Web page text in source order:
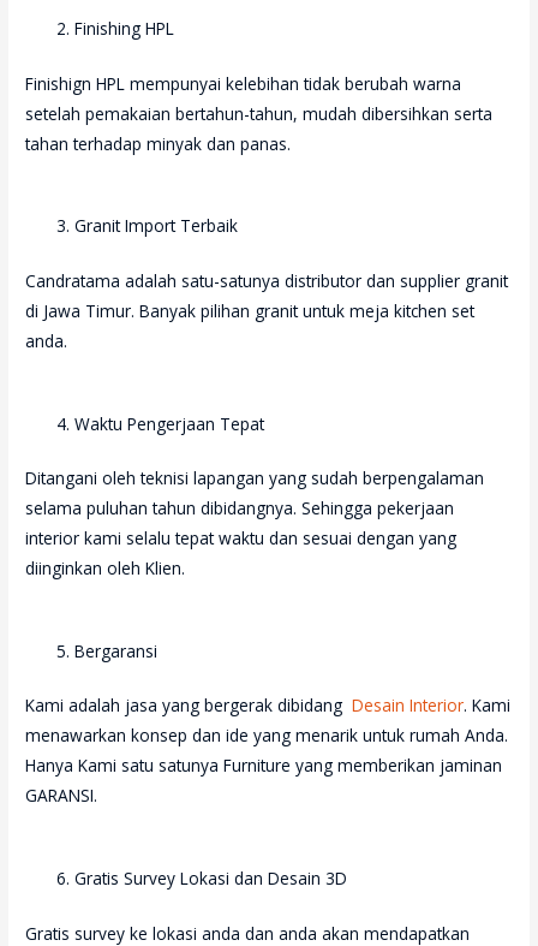
Finishing HPL
Finishign HPL mempunyai kelebihan tidak berubah warna
setelah pemakaian bertahun-tahun, mudah dibersihkan serta
tahan terhadap minyak dan panas.
Granit Import Terbaik
Candratama adalah satu-satunya distributor dan supplier granit
di Jawa Timur. Banyak pilihan granit untuk meja kitchen set
anda.
Waktu Pengerjaan Tepat
Ditangani oleh teknisi lapangan yang sudah berpengalaman
selama puluhan tahun dibidangnya. Sehingga pekerjaan
interior kami selalu tepat waktu dan sesuai dengan yang
diinginkan oleh Klien.
Bergaransi
Kami adalah jasa yang bergerak dibidangDesain Interior. Kami
menawarkan konsep dan ide yang menarik untuk rumah Anda.
Hanya Kami satu satunya Furniture yang memberikan jaminan
GARANSI.
Gratis Survey Lokasi dan Desain 3D
Gratis survey ke lokasi anda dan anda akan mendapatkan